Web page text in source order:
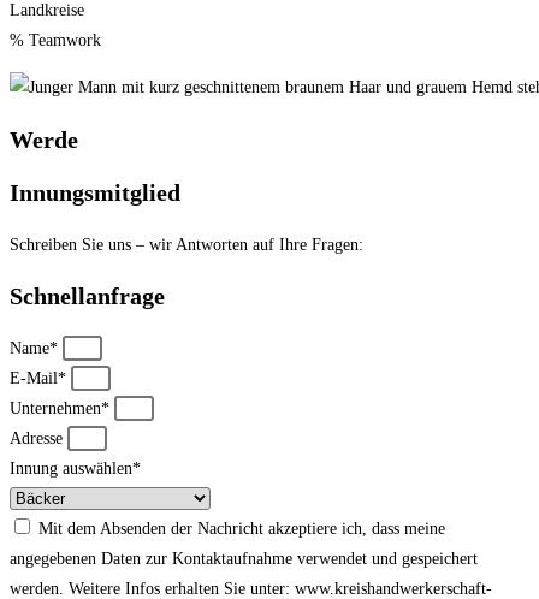
Landkreise
% Teamwork
Werde
Innungsmitglied
Schreiben Sie uns – wir Antworten auf Ihre Fragen:
Schnellanfrage
Name*
E-Mail*
Unternehmen*
Adresse
Innung auswählen*
Mit dem Absenden der Nachricht akzeptiere ich, dass meine
angegebenen Daten zur Kontaktaufnahme verwendet und gespeichert
werden. Weitere Infos erhalten Sie unter: www.kreishandwerkerschaft-